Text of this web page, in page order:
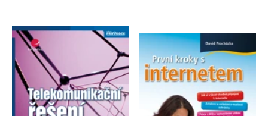
uživatelem, který již dříve
navštívil náš web.
test_cookie
.doubleclick.net
15 minut
Tento soubor cookie
nastavuje společnost
DoubleClick (kterou
vlastní společnost
Google), aby zjistila, zda
prohlížeč návštěvníka
webu podporuje